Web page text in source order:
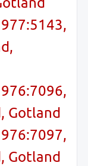
Gotland
Gotland